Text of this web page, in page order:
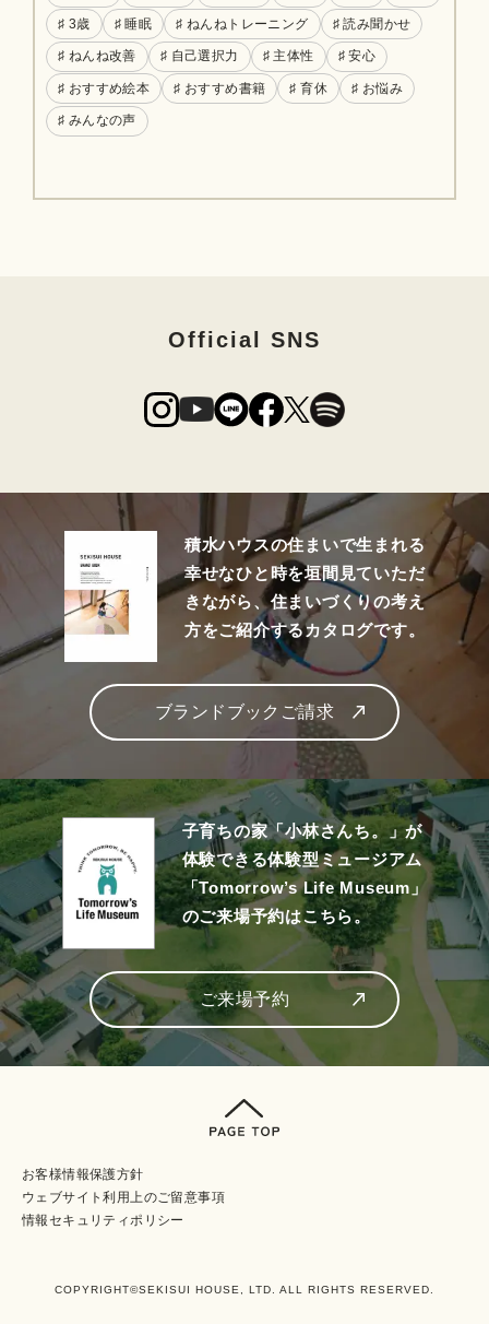
♯ 3歳 ♯ 睡眠 ♯ ねんねトレーニング ♯ 読み聞かせ
♯ ねんね改善 ♯ 自己選択力 ♯ 主体性 ♯ 安心
♯ おすすめ絵本 ♯ おすすめ書籍 ♯ 育休 ♯ お悩み
♯ みんなの声
Official SNS
積水ハウスの住まいで生まれる
幸せなひと時を垣間見ていただ
きながら、住まいづくりの考え
方をご紹介するカタログです。
ブランドブックご請求
子育ちの家「小林さんち。」が
体験できる体験型ミュージアム
「Tomorrow’s Life Museum」
のご来場予約はこちら。
ご来場予約
お客様情報保護方針
ウェブサイト利⽤上のご留意事項
情報セキュリティポリシー
COPYRIGHT©SEKISUI HOUSE, LTD. ALL RIGHTS RESERVED.